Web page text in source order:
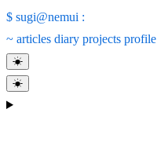
$ sugi@nemui :
~ articles diary projects profile
☀
☀